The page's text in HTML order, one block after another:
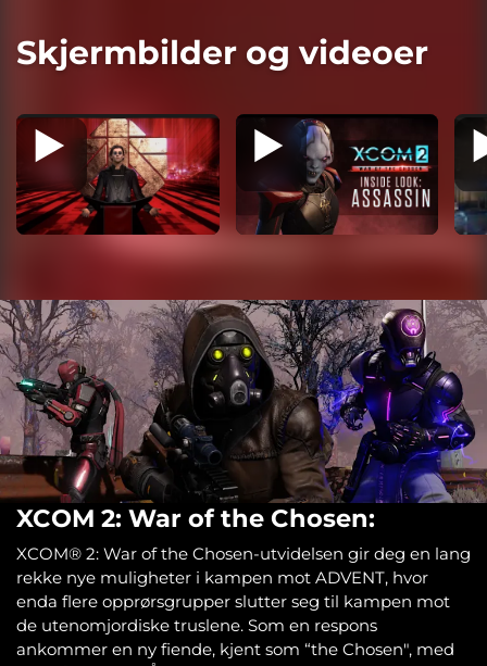
Skjermbilder og videoer
XCOM 2: War of the Chosen:
XCOM® 2: War of the Chosen-utvidelsen gir deg en lang
rekke nye muligheter i kampen mot ADVENT, hvor
enda flere opprørsgrupper slutter seg til kampen mot
de utenomjordiske truslene. Som en respons
ankommer en ny fiende, kjent som “the Chosen", med